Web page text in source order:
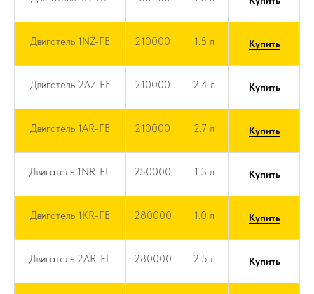
Двигатель 1NZ-FE 210000 1.5 л Купить
Двигатель 2AZ-FE 210000 2.4 л Купить
Двигатель 1AR-FE 210000 2.7 л Купить
Двигатель 1NR-FE 250000 1.3 л Купить
Двигатель 1KR-FE 280000 1.0 л Купить
Двигатель 2AR-FE 280000 2.5 л Купить